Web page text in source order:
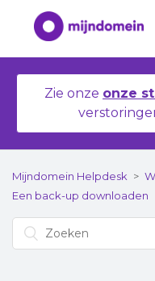
Zie onze onze
Mijndomein Helpdesk
Een back-up downloaden